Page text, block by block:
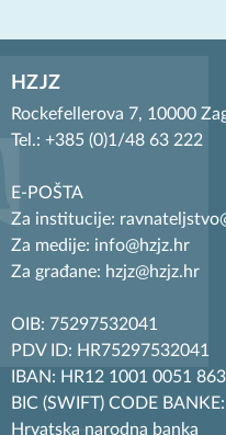
HZJZ
Rockefellerova 7, 10000
Tel.: +385 (0)1/48 63 222
E-POŠTA
Za institucije:
Za medije: info@hzjz.hr
Za građane: hzjz@hzjz.hr
OIB: 75297532041
PDV ID: HR75297532041
IBAN: HR12 1001 0051
BIC (SWIFT) CODE
Hrvatska narodna banka